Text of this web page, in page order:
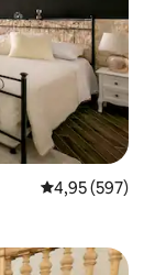
4,95 de
4,95 (597)